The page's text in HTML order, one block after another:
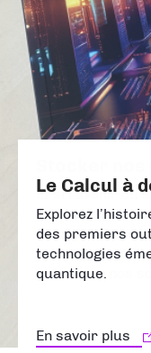
Le Calcul à
Explorez
des premiers
technologies
quantique.
En savoir plus